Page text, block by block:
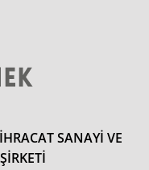
SANAYİ VE